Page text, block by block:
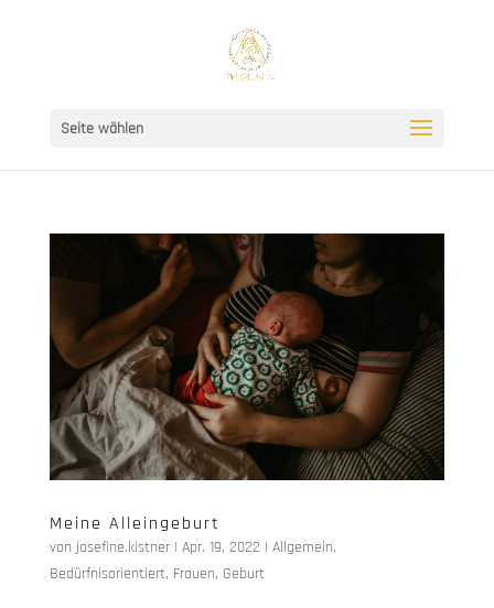
Seite wählen
Meine Alleingeburt
von josefine.kistner| Apr. 19, 2022 | Allgemein,
Bedürfnisorientiert, Frauen, Geburt